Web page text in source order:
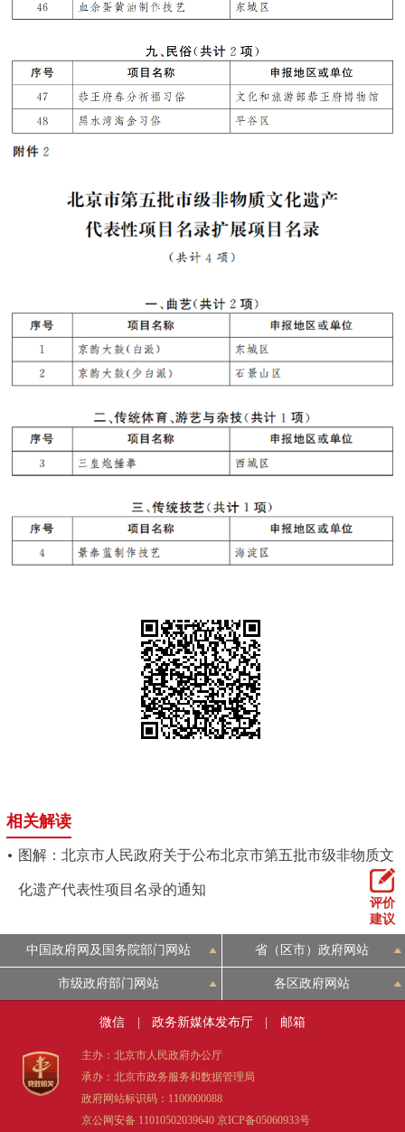
相关解读
图解：北京市人民政府关于公布北京市第五批市级非物质文
化遗产代表性项目名录的通知
评价
建议
中国政府网及国务院部门网站 省（区市）政府网站
市级政府部门网站 各区政府网站
微信 政务新媒体发布厅 邮箱
主办：北京市人民政府办公厅
承办：北京市政务服务和数据管理局
政府网站标识码：1100000088
京公网安备 11010502039640 京ICP备05060933号